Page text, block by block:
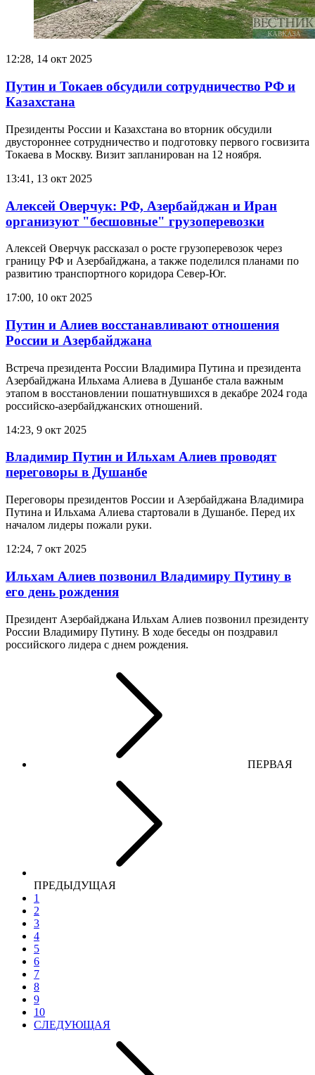
12:28, 14 окт 2025
Путин и Токаев обсудили сотрудничество РФ и
Казахстана
Президенты России и Казахстана во вторник обсудили
двустороннее сотрудничество и подготовку первого госвизита
Токаева в Москву. Визит запланирован на 12 ноября.
13:41, 13 окт 2025
Алексей Оверчук: РФ, Азербайджан и Иран
организуют "бесшовные" грузоперевозки
Алексей Оверчук рассказал о росте грузоперевозок через
границу РФ и Азербайджана, а также поделился планами по
развитию транспортного коридора Север-Юг.
17:00, 10 окт 2025
Путин и Алиев восстанавливают отношения
России и Азербайджана
Встреча президента России Владимира Путина и президента
Азербайджана Ильхама Алиева в Душанбе стала важным
этапом в восстановлении пошатнувшихся в декабре 2024 года
российско-азербайджанских отношений.
14:23, 9 окт 2025
Владимир Путин и Ильхам Алиев проводят
переговоры в Душанбе
Переговоры президентов России и Азербайджана Владимира
Путина и Ильхама Алиева стартовали в Душанбе. Перед их
началом лидеры пожали руки.
12:24, 7 окт 2025
Ильхам Алиев позвонил Владимиру Путину в
его день рождения
Президент Азербайджана Ильхам Алиев позвонил президенту
России Владимиру Путину. В ходе беседы он поздравил
российского лидера с днем рождения.
ПЕРВАЯ
ПРЕДЫДУЩАЯ
1
2
3
4
5
6
7
8
9
10
СЛЕДУЮЩАЯ